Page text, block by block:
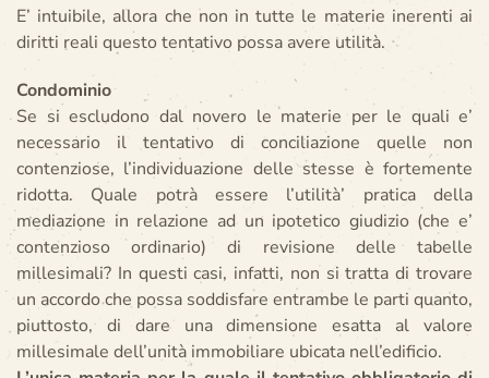
E’ intuibile, allora che non in tutte le materie inerenti ai
diritti reali questo tentativo possa avere utilità.
Condominio
Se si escludono dal novero le materie per le quali e’
necessario il tentativo di conciliazione quelle non
contenziose, l’individuazione delle stesse è fortemente
ridotta. Quale potrà essere l’utilità’ pratica della
mediazione in relazione ad un ipotetico giudizio (che e’
contenzioso ordinario) di revisione delle tabelle
millesimali? In questi casi, infatti, non si tratta di trovare
un accordo che possa soddisfare entrambe le parti quanto,
piuttosto, di dare una dimensione esatta al valore
millesimale dell’unità immobiliare ubicata nell’edificio.